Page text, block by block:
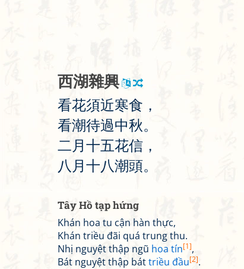
西湖雜興
看花須近寒食 ，
看潮待過中秋。
二 月 十五花信 ，
八 月 十八潮頭。
Tây Hồ tạp hứng
Khán hoa tu cận hàn thực,
Khán triều đãi quá trung thu.
Nhị nguyệt thập ngũ hoa tín[1],
Bát nguyệt thập báttriều đầu[2].